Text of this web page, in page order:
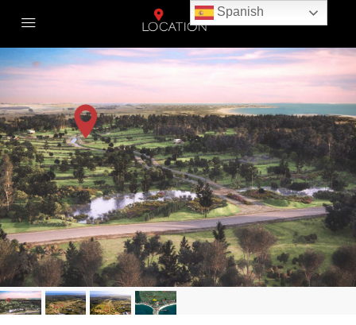
Spanish